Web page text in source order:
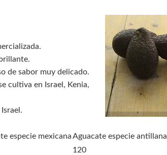
de sabor muy delicado.
cultiva en Israel, Kenia,
especie mexicanaAguacate especie antillana
120